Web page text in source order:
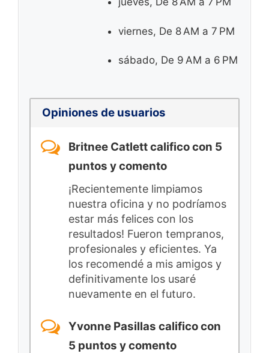
viernes, De 8 AM a 7 PM
sábado, De 9 AM a 6 PM
Opiniones de usuarios
Britnee Catlett califico con 5
puntos y comento
¡Recientemente limpiamos
nuestra oficina y no podríamos
estar más felices con los
resultados! Fueron tempranos,
profesionales y eficientes. Ya
los recomendé a mis amigos y
definitivamente los usaré
nuevamente en el futuro.
Yvonne Pasillas califico con
5 puntos y comento